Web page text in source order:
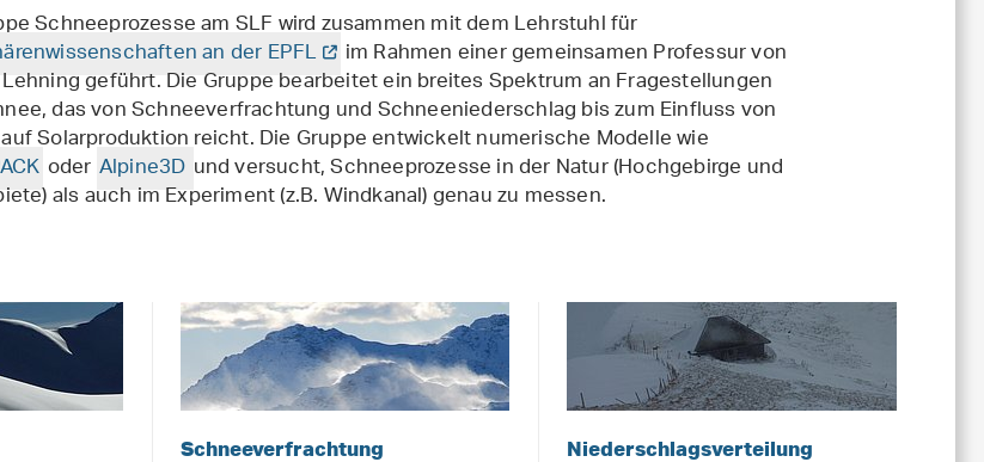
Schneeprozesse am SLF wird zusammen mit dem Lehrstuhl für
an der EPFL im Rahmen einer gemeinsamen Professur von
geführt. Die Gruppe bearbeitet ein breites Spektrum an Fragestellungen
das von Schneeverfrachtung und Schneeniederschlag bis zum Einfluss von
Solarproduktion reicht. Die Gruppe entwickelt numerische Modelle wie
oderAlpine3D und versucht, Schneeprozesse in der Natur (Hochgebirge und
als auch im Experiment (z.B. Windkanal) genau zu messen.
Schneeverfrachtung Niederschlagsverteilung